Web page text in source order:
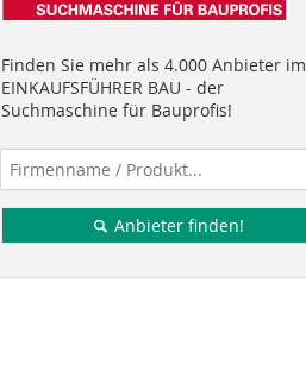
Finden Sie mehr als 4.000 Anbieter im
EINKAUFSFÜHRER BAU - der
Suchmaschine für Bauprofis!
Anbieter finden!